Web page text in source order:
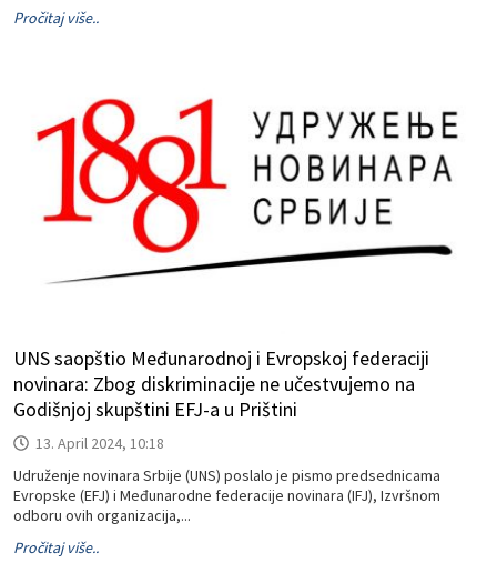
Pročitaj više..
UNS saopštio Međunarodnoj i Evropskoj federaciji
novinara: Zbog diskriminacije ne učestvujemo na
Godišnjoj skupštini EFJ-a u Prištini
13. April 2024, 10:18
Udruženje novinara Srbije (UNS) poslalo je pismo predsednicama
Evropske (EFJ) i Međunarodne federacije novinara (IFJ), Izvršnom
odboru ovih organizacija,...
Pročitaj više..